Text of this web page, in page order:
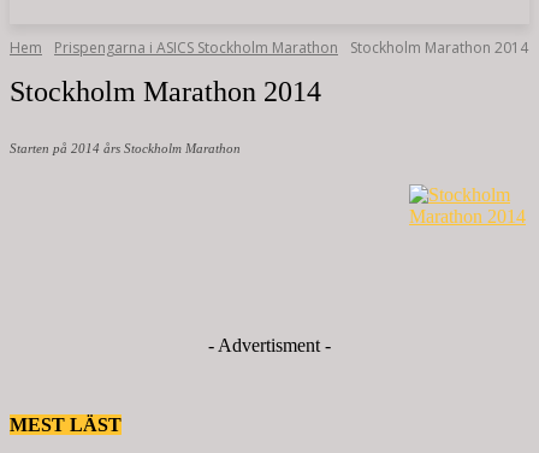
Hem Prispengarna i ASICS Stockholm Marathon Stockholm Marathon 2014
Stockholm Marathon 2014
Starten på 2014 års Stockholm Marathon
- Advertisment -
MEST LÄST